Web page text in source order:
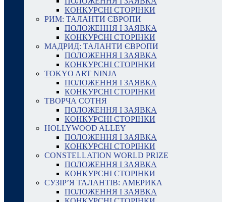
КОНКУРСНІ СТОРІНКИ
РИМ: ТАЛАНТИ ЄВРОПИ
ПОЛОЖЕННЯ І ЗАЯВКА
КОНКУРСНІ СТОРІНКИ
МАДРИД: ТАЛАНТИ ЄВРОПИ
ПОЛОЖЕННЯ І ЗАЯВКА
КОНКУРСНІ СТОРІНКИ
TOKYO ART NINJA
ПОЛОЖЕННЯ І ЗАЯВКА
КОНКУРСНІ СТОРІНКИ
ТВОРЧА СОТНЯ
ПОЛОЖЕННЯ І ЗАЯВКА
КОНКУРСНІ СТОРІНКИ
HOLLYWOOD ALLEY
ПОЛОЖЕННЯ І ЗАЯВКА
КОНКУРСНІ СТОРІНКИ
CONSTELLATION WORLD PRIZE
ПОЛОЖЕННЯ І ЗАЯВКА
КОНКУРСНІ СТОРІНКИ
СУЗІР’Я ТАЛАНТІВ: АМЕРИКА
ПОЛОЖЕННЯ І ЗАЯВКА